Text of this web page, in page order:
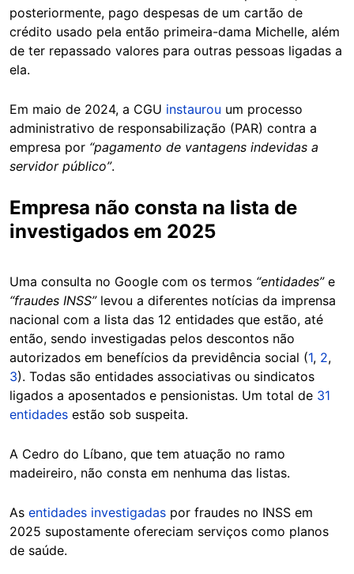
posteriormente, pago despesas de um cartão de
crédito usado pela então primeira-dama Michelle, além
de ter repassado valores para outras pessoas ligadas a
ela.
Em maio de 2024, a CGU instaurou um processo
administrativo de responsabilização (PAR) contra a
empresa por “pagamento de vantagens indevidas a
servidor público”.
Empresa não consta na lista de
investigados em 2025
Uma consulta no Google com os termos “entidades” e
“fraudes INSS”levou a diferentes notícias da imprensa
nacional com a lista das 12 entidades que estão, até
então, sendo investigadas pelos descontos não
autorizados em benefícios da previdência social (1, 2,
3). Todas são entidades associativas ou sindicatos
ligados a aposentados e pensionistas. Um total de 31
entidades estão sob suspeita.
A Cedro do Líbano, que tem atuação no ramo
madeireiro, não consta em nenhuma das listas.
As entidades investigadas por fraudes no INSS em
2025 supostamente ofereciam serviços como planos
de saúde.